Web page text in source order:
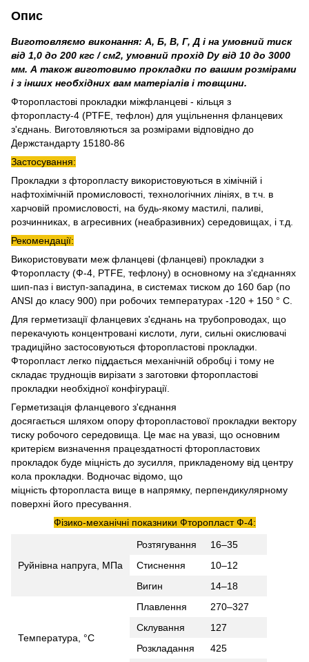
Опис
Виготовляємо виконання: А, Б, В, Г, Д і на умовний тиск
від 1,0 до 200 кгс / см2, умовний прохід Dу від 10 до 3000
мм. А також виготовимо прокладки по вашим розмірами
і з інших необхідних вам матеріалів і товщини.
Фторопластові прокладки міжфланцеві - кільця з
фторопласту-4 (PTFE, тефлон) для ущільнення фланцевих
з'єднань. Виготовляються за розмірами відповідно до
Держстандарту 15180-86
Застосування:
Прокладки з фторопласту використовуються в хімічній і
нафтохімічній промисловості, технологічних лініях, в т.ч. в
харчовій промисловості, на будь-якому мастилі, паливі,
розчинниках, в агресивних (неабразивних) середовищах, і т.д.
Рекомендації:
Використовувати меж фланцеві (фланцеві) прокладки з
Фторопласту (Ф-4, PTFE, тефлону) в основному на з'єднаннях
шип-паз і виступ-западина, в системах тиском до 160 бар (по
ANSI до класу 900) при робочих температурах -120 + 150 ° С.
Для герметизації фланцевих з'єднань на трубопроводах, що
перекачують концентровані кислоти, луги, сильні окислювачі
традиційно застосовуються фторопластові прокладки.
Фторопласт легко піддається механічній обробці і тому не
складає труднощів вирізати з заготовки фторопластові
прокладки необхідної конфігурації.
Герметизація фланцевого з'єднання
досягається шляхом опору фторопластової прокладки вектору
тиску робочого середовища. Це має на увазі, що основним
критерієм визначення працездатності фторопластових
прокладок буде міцність до зусилля, прикладеному від центру
кола прокладки. Водночас відомо, що
міцність фторопласта вище в напрямку, перпендикулярному
поверхні його пресування.
Фізико-механічні показники Фторопласт Ф-4:
Руйнівна напруга, МПа
Розтягування
16–35
Стиснення
10–12
Вигин
14–18
Температура, °С
Плавлення
270–327
Склування
127
Розкладання
425